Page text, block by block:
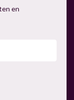
en